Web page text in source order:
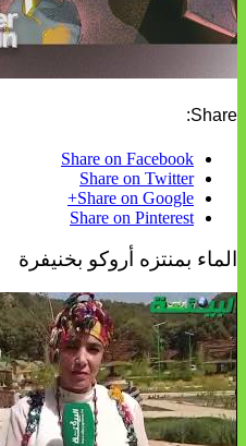
Share:
Share on Facebook
Share on Twitter
Share on Google+
Share on Pinterest
الماء بمنتزه أروكو بخنيفرة